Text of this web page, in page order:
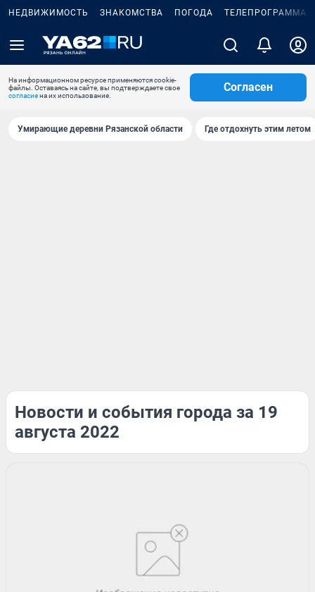
НЕДВИЖИМОСТЬ ЗНАКОМСТВА ПОГОДА ТЕЛЕПРОГРАММА
На информационном ресурсе применяются cookie-
файлы. Оставаясь на сайте, вы подтверждаете свое
согласиена их использование.
Согласен
Умирающие деревни Рязанской области Где отдохнуть этим летом
Новости и события города за 19
августа 2022